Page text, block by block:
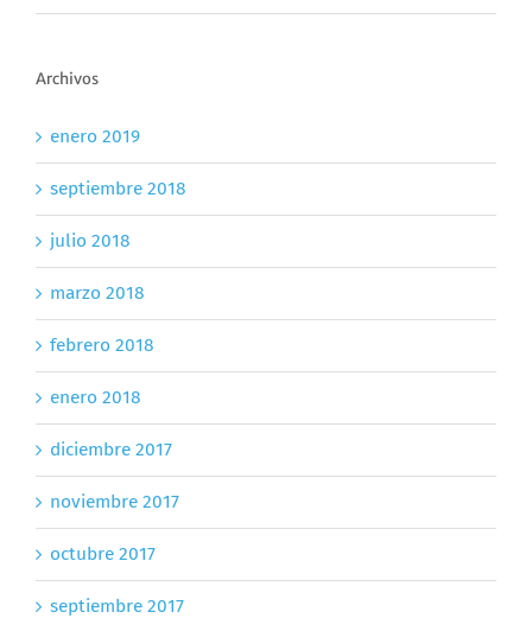
Archivos
enero 2019
septiembre 2018
julio 2018
marzo 2018
febrero 2018
enero 2018
diciembre 2017
noviembre 2017
octubre 2017
septiembre 2017